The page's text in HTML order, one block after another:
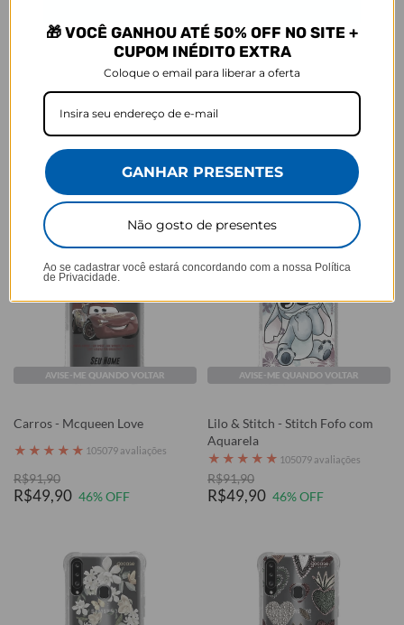
AVISE-ME QUANDO VOLTAR
Mural de Memórias
★★105079 avaliações
R$49,90
AVISE-ME QUANDO VOLTAR
Capinha para celular - The
Aristocats - Marie Watercolor
R$49,90 46% OFF
AVISE-ME QUANDO VOLTAR
Carros - Mcqueen Love
★ ★ ★ ★ ★ 105079 avaliações
R$91,90
R$49,90 46% OFF
AVISE-ME QUANDO VOLTAR
Lilo & Stitch - Stitch Fofo com
Aquarela
★ ★ ★ ★ ★ 105079 avaliações
R$91,90
R$49,90 46% OFF
🎁 VOCÊ GANHOU ATÉ 50% OFF NO SITE +
CUPOM INÉDITO EXTRA
Coloque o email para liberar a oferta
GANHAR PRESENTES
Não gosto de presentes
Ao se cadastrar você estará concordando com a nossa Política
de Privacidade.